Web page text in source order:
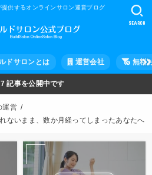
供するオンラインサロン運営ブログ
ドサロンとは 運営会社 無料
SEARCH
記事を公開中です
運営
ないまま、数か月経ってしまったあなたへ